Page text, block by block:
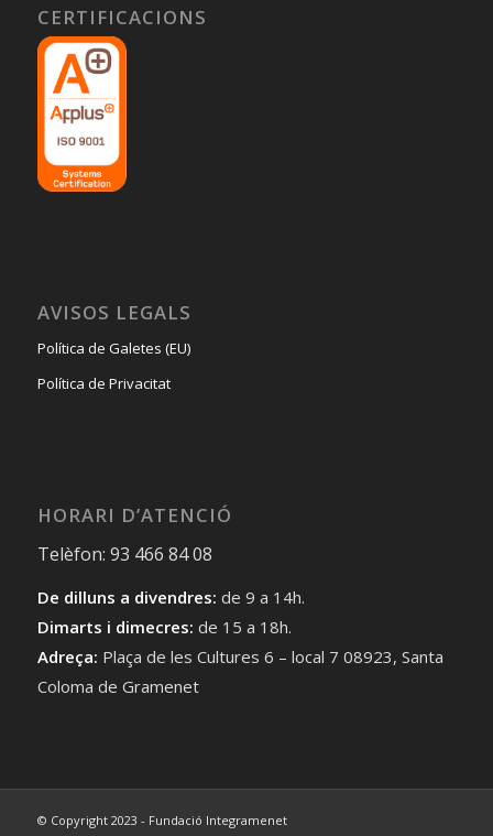
CERTIFICACIONS
AVISOS LEGALS
Política de Galetes (EU)
Política de Privacitat
HORARI D’ATENCIÓ
Telèfon: 93 466 84 08
De dilluns a divendres: de 9 a 14h.
Dimarts i dimecres: de 15 a 18h.
Adreça: Plaça de les Cultures 6 – local 7 08923, Santa
Coloma de Gramenet
© Copyright 2023 - Fundació Integramenet